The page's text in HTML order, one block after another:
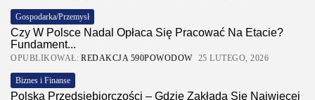
Gospodarka/Przemysł
Czy W Polsce Nadal Opłaca Się Pracować Na Etacie?
Fundament...
OPUBLIKOWAŁ: REDAKCJA 590POWODOW 25 LUTEGO, 2026
Biznes i Finanse
Polska Przedsiębiorczości – Gdzie Zakłada Się Najwięcej